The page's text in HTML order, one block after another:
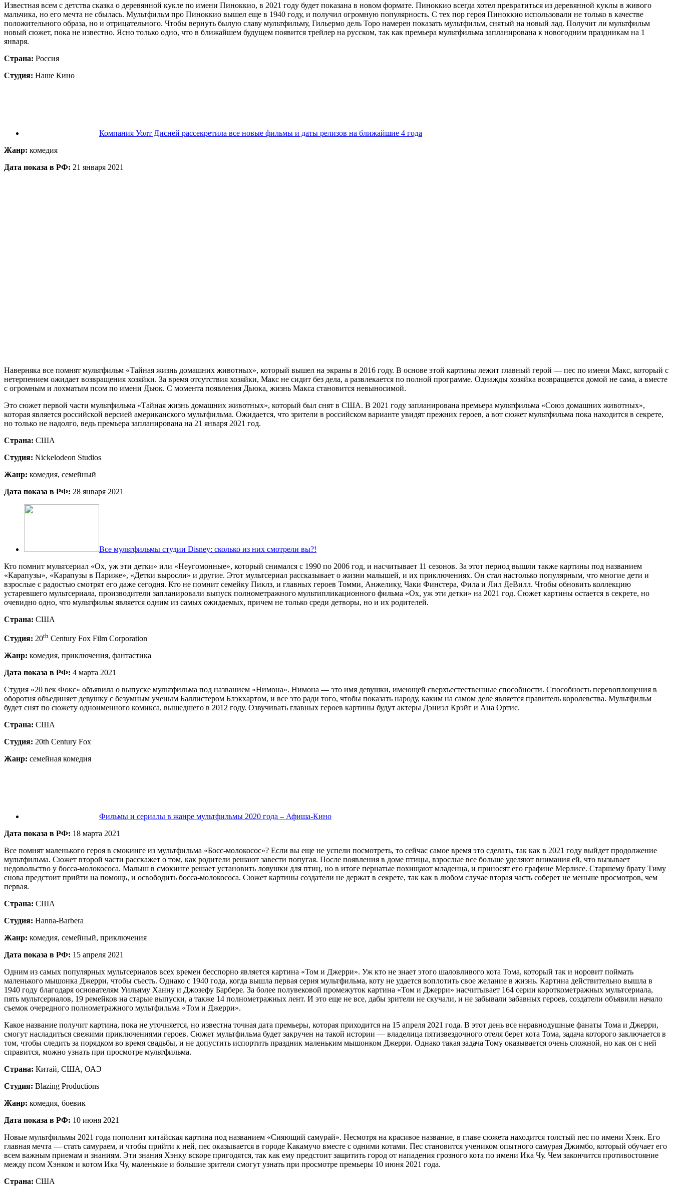
Известная всем с детства сказка о деревянной кукле по имени Пиноккио, в 2021 году будет показана в новом формате. Пиноккио всегда хотел превратиться из деревянной куклы в живого
мальчика, но его мечта не сбылась. Мультфильм про Пиноккио вышел еще в 1940 году, и получил огромную популярность. С тех пор героя Пиноккио использовали не только в качестве
положительного образа, но и отрицательного. Чтобы вернуть былую славу мультфильму, Гильермо дель Торо намерен показать мультфильм, снятый на новый лад. Получит ли мультфильм
новый сюжет, пока не известно. Ясно только одно, что в ближайшем будущем появится трейлер на русском, так как премьера мультфильма запланирована к новогодним праздникам на 1
января.
Страна: Россия
Студия: Наше Кино
Компания Уолт Дисней рассекретила все новые фильмы и даты релизов на ближайшие 4 года
Жанр: комедия
Дата показа в РФ: 21 января 2021
Наверняка все помнят мультфильм «Тайная жизнь домашних животных», который вышел на экраны в 2016 году. В основе этой картины лежит главный герой — пес по имени Макс, который с
нетерпением ожидает возвращения хозяйки. За время отсутствия хозяйки, Макс не сидит без дела, а развлекается по полной программе. Однажды хозяйка возвращается домой не сама, а вместе
с огромным и лохматым псом по имени Дьюк. С момента появления Дьюка, жизнь Макса становится невыносимой.
Это сюжет первой части мультфильма «Тайная жизнь домашних животных», который был снят в США. В 2021 году запланирована премьера мультфильма «Союз домашних животных»,
которая является российской версией американского мультфильма. Ожидается, что зрители в российском варианте увидят прежних героев, а вот сюжет мультфильма пока находится в секрете,
но только не надолго, ведь премьера запланирована на 21 января 2021 год.
Страна: США
Студия: Nickelodeon Studios
Жанр: комедия, семейный
Дата показа в РФ: 28 января 2021
Все мультфильмы студии Disney: сколько из них смотрели вы?!
Кто помнит мультсериал «Ох, уж эти детки» или «Неугомонные», который снимался с 1990 по 2006 год, и насчитывает 11 сезонов. За этот период вышли также картины под названием
«Карапузы», «Карапузы в Париже», «Детки выросли» и другие. Этот мультсериал рассказывает о жизни малышей, и их приключениях. Он стал настолько популярным, что многие дети и
взрослые с радостью смотрят его даже сегодня. Кто не помнит семейку Пиклз, и главных героев Томми, Анжелику, Чаки Финстера, Фила и Лил ДеВилл. Чтобы обновить коллекцию
устаревшего мультсериала, производители запланировали выпуск полнометражного мультипликационного фильма «Ох, уж эти детки» на 2021 год. Сюжет картины остается в секрете, но
очевидно одно, что мультфильм является одним из самых ожидаемых, причем не только среди детворы, но и их родителей.
Страна: США
Студия: 20th Century Fox Film Corporation
Жанр: комедия, приключения, фантастика
Дата показа в РФ: 4 марта 2021
Студия «20 век Фокс» объявила о выпуске мультфильма под названием «Нимона». Нимона — это имя девушки, имеющей сверхъестественные способности. Способность перевоплощения в
оборотня объединяет девушку с безумным ученым Баллистером Блэкхартом, и все это ради того, чтобы показать народу, каким на самом деле является правитель королевства. Мультфильм
будет снят по сюжету одноименного комикса, вышедшего в 2012 году. Озвучивать главных героев картины будут актеры Дэниэл Крэйг и Ана Ортис.
Страна: США
Студия: 20th Century Fox
Жанр: семейная комедия
Фильмы и сериалы в жанре мультфильмы 2020 года – Афиша-Кино
Дата показа в РФ: 18 марта 2021
Все помнят маленького героя в смокинге из мультфильма «Босс-молокосос»? Если вы еще не успели посмотреть, то сейчас самое время это сделать, так как в 2021 году выйдет продолжение
мультфильма. Сюжет второй части расскажет о том, как родители решают завести попугая. После появления в доме птицы, взрослые все больше уделяют внимания ей, что вызывает
недовольство у босса-молокососа. Малыш в смокинге решает установить ловушки для птиц, но в итоге пернатые похищают младенца, и приносят его графине Мерлисе. Старшему брату Тиму
снова предстоит прийти на помощь, и освободить босса-молокососа. Сюжет картины создатели не держат в секрете, так как в любом случае вторая часть соберет не меньше просмотров, чем
первая.
Страна: США
Студия: Hanna-Barbera
Жанр: комедия, семейный, приключения
Дата показа в РФ: 15 апреля 2021
Одним из самых популярных мультсериалов всех времен бесспорно является картина «Том и Джерри». Уж кто не знает этого шаловливого кота Тома, который так и норовит поймать
маленького мышонка Джерри, чтобы съесть. Однако с 1940 года, когда вышла первая серия мультфильма, коту не удается воплотить свое желание в жизнь. Картина действительно вышла в
1940 году благодаря основателям Уильяму Ханну и Джозефу Барбере. За более полувековой промежуток картина «Том и Джерри» насчитывает 164 серии короткометражных мультсериала,
пять мультсериалов, 19 ремейков на старые выпуски, а также 14 полнометражных лент. И это еще не все, дабы зрители не скучали, и не забывали забавных героев, создатели объявили начало
съемок очередного полнометражного мультфильма «Том и Джерри».
Какое название получит картина, пока не уточняется, но известна точная дата премьеры, которая приходится на 15 апреля 2021 года. В этот день все неравнодушные фанаты Тома и Джерри,
смогут насладиться свежими приключениями героев. Сюжет мультфильма будет закручен на такой истории — владелица пятизвездочного отеля берет кота Тома, задача которого заключается в
том, чтобы следить за порядком во время свадьбы, и не допустить испортить праздник маленьким мышонком Джерри. Однако такая задача Тому оказывается очень сложной, но как он с ней
справится, можно узнать при просмотре мультфильма.
Страна: Китай, США, ОАЭ
Студия: Blazing Productions
Жанр: комедия, боевик
Дата показа в РФ: 10 июня 2021
Новые мультфильмы 2021 года пополнит китайская картина под названием «Сияющий самурай». Несмотря на красивое название, в главе сюжета находится толстый пес по имени Хэнк. Его
главная мечта — стать самураем, и чтобы прийти к ней, пес оказывается в городе Какамучо вместе с одними котами. Пес становится учеником опытного самурая Джимбо, который обучает его
всем важным приемам и знаниям. Эти знания Хэнку вскоре пригодятся, так как ему предстоит защитить город от нападения грозного кота по имени Ика Чу. Чем закончится противостояние
между псом Хэнком и котом Ика Чу, маленькие и большие зрители смогут узнать при просмотре премьеры 10 июня 2021 года.
Страна: США